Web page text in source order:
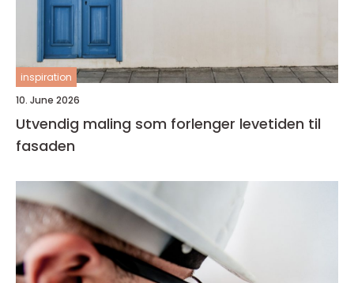
inspiration
10. June 2026
Utvendig maling som forlenger levetiden til
fasaden